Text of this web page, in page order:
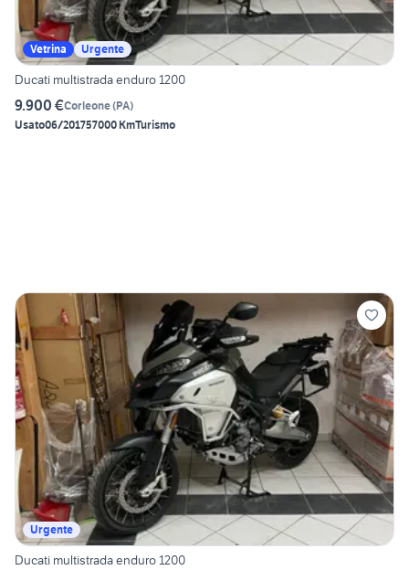
Vetrina Urgente
Ducati multistrada enduro 1200
9.900 €Corleone(PA)
Usato06/201757000 KmTurismo
Urgente
Ducati multistrada enduro 1200